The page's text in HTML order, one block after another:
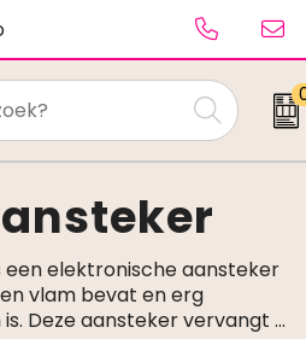
elektronische aansteker
vlam bevat en erg
Deze aansteker vervangt ...